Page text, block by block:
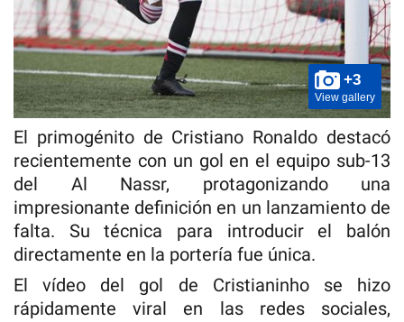
+3
View gallery
El primogénito de Cristiano Ronaldo destacó
recientemente con un gol en el equipo sub-13
del Al Nassr, protagonizando una
impresionante definición en un lanzamiento de
falta. Su técnica para introducir el balón
directamente en la portería fue única.
El vídeo del gol de Cristianinho se hizo
rápidamente viral en las redes sociales,